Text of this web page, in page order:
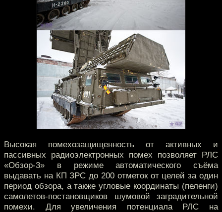
Высокая помехозащищенность от активных и
пассивных радиоэлектронных помех позволяет РЛС
«Обзор-3» в режиме автоматического съёма
выдавать на КП ЗРС до 200 отметок от целей за один
период обзора, а также угловые координаты (пеленги)
самолетов-постановщиков шумовой заградительной
помехи. Для увеличения потенциала РЛС на